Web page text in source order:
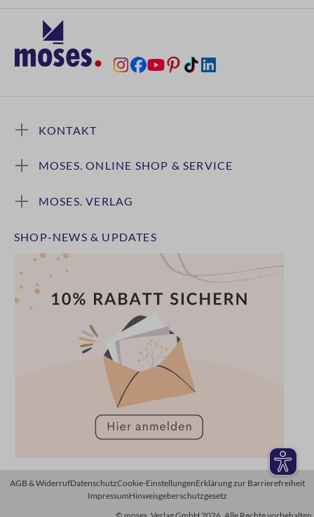
KONTAKT
MOSES. ONLINE SHOP & SERVICE
MOSES. VERLAG
SHOP-NEWS & UPDATES
AGB & WiderrufDatenschutzCookie-EinstellungenErklärung zur Barrierefreiheit
ImpressumHinweisgeberschutzgesetz